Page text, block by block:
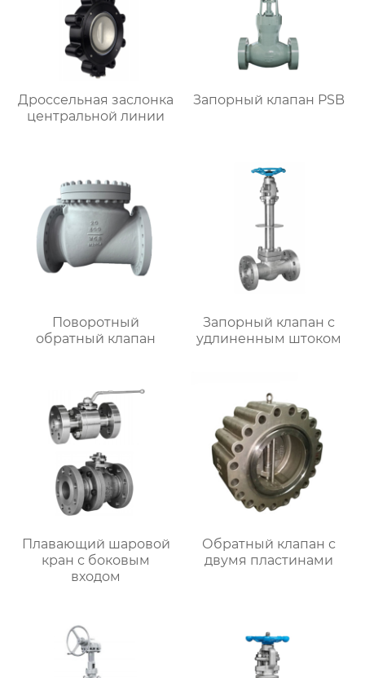
Дроссельная заслонка
центральной линии
Запорный клапан PSB
Поворотный
обратный клапан
Запорный клапан с
удлиненным штоком
Плавающий шаровой
кран с боковым
входом
Обратный клапан с
двумя пластинами